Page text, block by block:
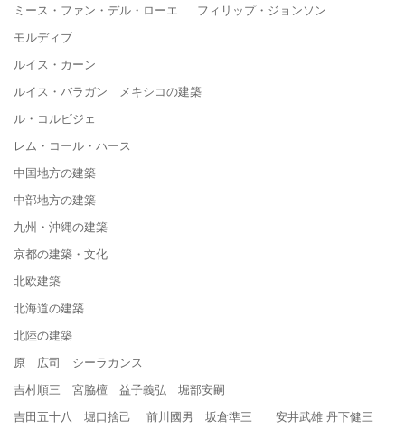
ミース・ファン・デル・ローエ フィリップ・ジョンソン
モルディブ
ルイス・カーン
ルイス・バラガン メキシコの建築
ル・コルビジェ
レム・コール・ハース
中国地方の建築
中部地方の建築
九州・沖縄の建築
京都の建築・文化
北欧建築
北海道の建築
北陸の建築
原 広司 シーラカンス
吉村順三 宮脇檀 益子義弘 堀部安嗣
吉田五十八 堀口捨己 前川國男 坂倉準三 安井武雄 丹下健三